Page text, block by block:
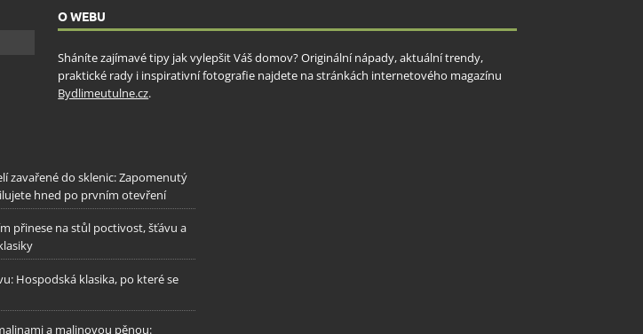
O WEBU
Sháníte zajímavé tipy jak vylepšit Váš domov? Originální nápady, aktuální trendy,
praktické rady i inspirativní fotografie najdete na stránkách internetového magazínu
Bydlimeutulne.cz.
zavařené do sklenic: Zapomenutý
hned po prvním otevření
přinese na stůl poctivost, šťávu a
Hospodská klasika, po které se
a malinovou pěnou: